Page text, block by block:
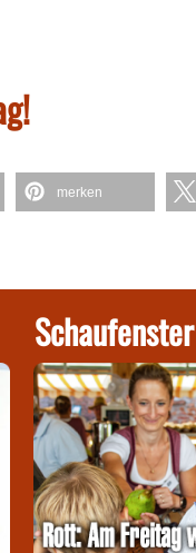
merken
Schaufenster